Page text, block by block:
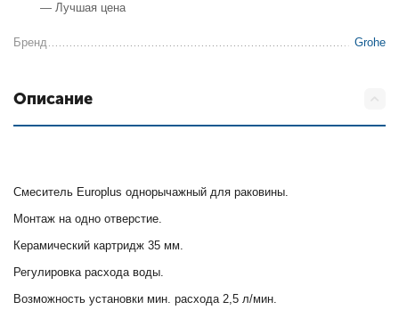
— Лучшая цена
Бренд Grohe
Описание
Смеситель Europlus однорычажный для раковины.
Монтаж на одно отверстие.
Керамический картридж 35 мм.
Регулировка расхода воды.
Возможность установки мин. расхода 2,5 л/мин.